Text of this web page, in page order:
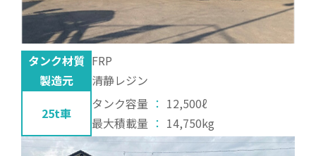
タンク材質 FRP
製造元
清静レジン
25t車
タンク容量 ： 12,500ℓ
最大積載量 ： 14,750kg